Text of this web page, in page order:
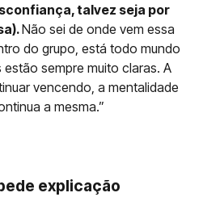
talvez seja por
Não sei de onde vem essa
do grupo, está todo mundo
sempre muito claras. A
vencendo, a mentalidade
a mesma.”
explicação